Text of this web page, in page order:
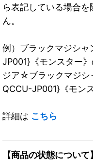
ら表記している場合
ん。
例）ブラックマジシ
JP001}《モンスター
ジア☆ブラックマジシ
QCCU-JP001}《モン
詳細は こちら
【商品の状態について】